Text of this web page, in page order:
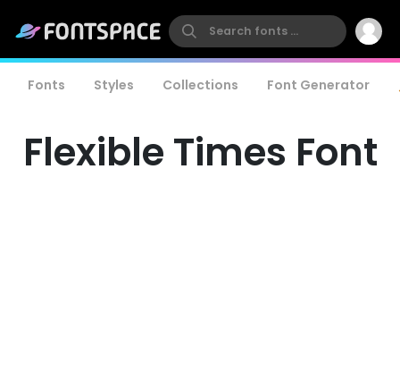
Fonts Styles Collections Font Generator
Flexible Times Font